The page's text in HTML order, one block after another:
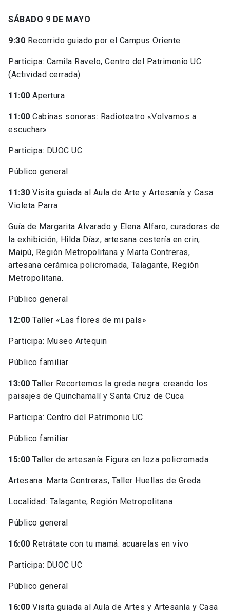
SÁBADO 9 DE MAYO
9:30 Recorrido guiado por el Campus Oriente
Participa: Camila Ravelo, Centro del Patrimonio UC
(Actividad cerrada)
11:00 Apertura
11:00 Cabinas sonoras: Radioteatro «Volvamos a
escuchar»
Participa: DUOC UC
Público general
11:30 Visita guiada al Aula de Arte y Artesanía y Casa
Violeta Parra
Guía de Margarita Alvarado y Elena Alfaro, curadoras de
la exhibición, Hilda Díaz, artesana cestería en crin,
Maipú, Región Metropolitana y Marta Contreras,
artesana cerámica policromada, Talagante, Región
Metropolitana.
Público general
12:00 Taller «Las flores de mi país»
Participa: Museo Artequin
Público familiar
13:00 Taller Recortemos la greda negra: creando los
paisajes de Quinchamalí y Santa Cruz de Cuca
Participa: Centro del Patrimonio UC
Público familiar
15:00 Taller de artesanía Figura en loza policromada
Artesana: Marta Contreras, Taller Huellas de Greda
Localidad: Talagante, Región Metropolitana
Público general
16:00 Retrátate con tu mamá: acuarelas en vivo
Participa: DUOC UC
Público general
16:00 Visita guiada al Aula de Artes y Artesanía y Casa